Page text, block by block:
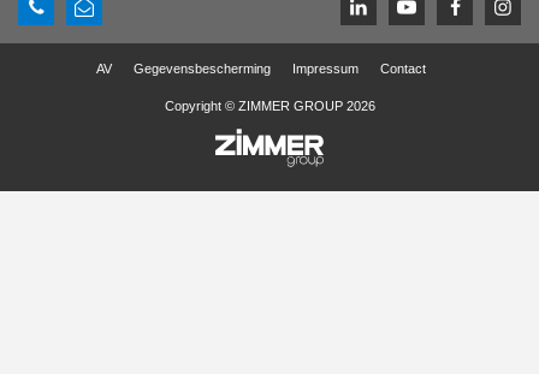
AV Gegevensbescherming Impressum Contact
Copyright © ZIMMER GROUP 2026